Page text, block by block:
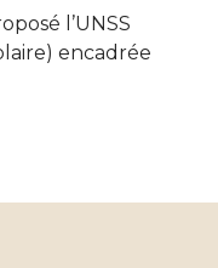
l’UNSS
encadrée